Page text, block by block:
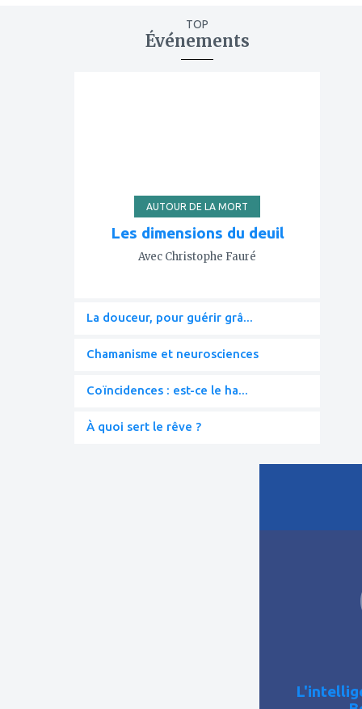
TOP
Événements
AUTOUR DE LA MORT
Les dimensions du deuil
Avec Christophe Fauré
La douceur, pour guérir grâ...
Chamanisme et neurosciences
Coïncidences : est-ce le ha...
À quoi sert le rêve ?